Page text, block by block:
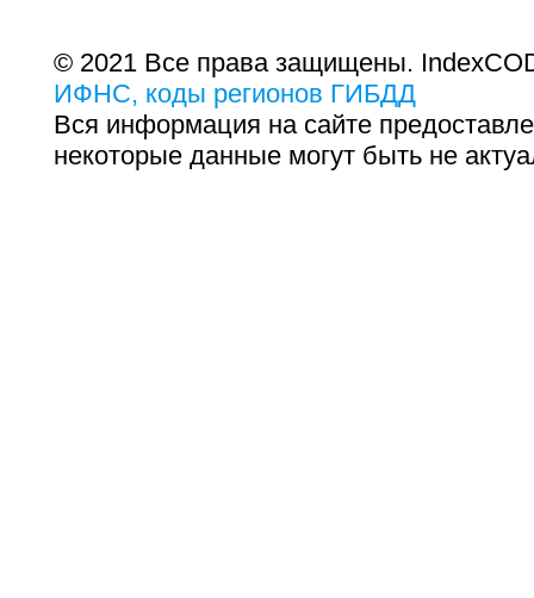
© 2021 Все права защищены.
ИФНС, коды регионов ГИБДД
Вся информация на сайте
некоторые данные могут быть не